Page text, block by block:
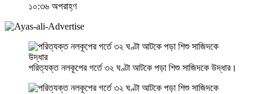
১০:৩৬ অপরাহ্ণ
পরিত্যক্ত নলকূপের গর্তে ৩২ ঘণ্টা আটকে পড়া শিশু সাজিদকে উদ্ধার।